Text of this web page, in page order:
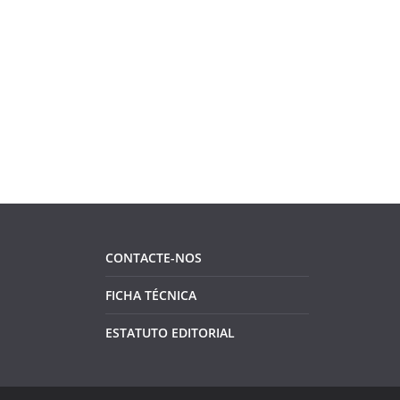
CONTACTE-NOS
FICHA TÉCNICA
ESTATUTO EDITORIAL